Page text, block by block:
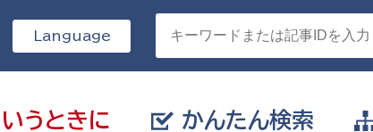
いうときに かんたん検索
Language